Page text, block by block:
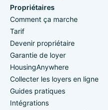
Propriétaires
Comment ça marche
Tarif
Devenir propriétaire
Garantie de loyer
HousingAnywhere
Collecter les loyers en ligne
Guides pratiques
Intégrations